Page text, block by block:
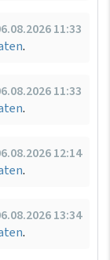
11:33
.
11:33
.
12:14
.
13:34
.